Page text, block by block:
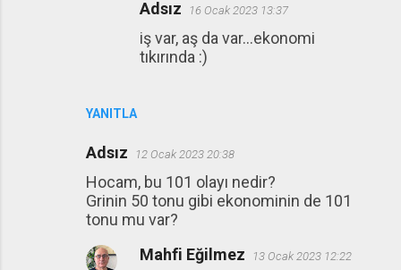
YANITLA
Adsız 16 Ocak 2023 13:37
iş var, aş da var...ekonomi
tıkırında :)
Adsız 12 Ocak 2023 20:38
Hocam, bu 101 olayı nedir?
Grinin 50 tonu gibi ekonominin de 101
tonu mu var?
Mahfi Eğilmez 13 Ocak 2023 12:22